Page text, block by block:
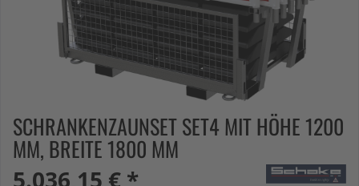
SCHRANKENZAUNSET SET4 MIT HÖHE 1200
MM, BREITE 1800 MM
5.036,15 € *